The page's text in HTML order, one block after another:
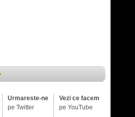
Urmareste-ne
pe Twitter
Vezi ce facem
pe YouTube